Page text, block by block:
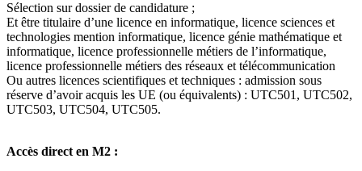
Sélection sur dossier de candidature ;
Et être titulaire d’une licence en informatique, licence sciences et
technologies mention informatique, licence génie mathématique et
informatique, licence professionnelle métiers de l’informatique,
licence professionnelle métiers des réseaux et télécommunication
Ou autres licences scientifiques et techniques : admission sous
réserve d’avoir acquis les UE (ou équivalents) : UTC501, UTC502,
UTC503, UTC504, UTC505.
Accès direct en M2 :